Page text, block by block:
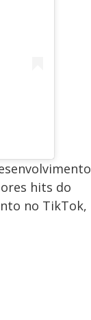
hits do
no TikTok,